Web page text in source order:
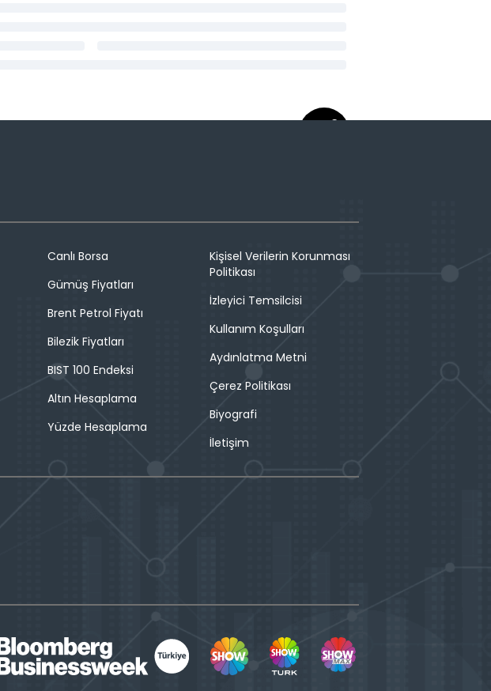
Canlı Borsa
Gümüş Fiyatları
Brent Petrol Fiyatı
Bilezik Fiyatları
BIST 100 Endeksi
Altın Hesaplama
Yüzde Hesaplama
Kişisel Verilerin Korunması
Politikası
İzleyici Temsilcisi
Kullanım Koşulları
Aydınlatma Metni
Çerez Politikası
Biyografi
İletişim